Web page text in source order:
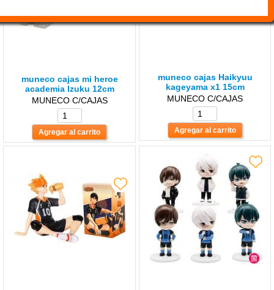
muneco cajas mi heroe
academia lzuku 12cm
MUNECO C/CAJAS
muneco cajas Haikyuu
kageyama x1 15cm
MUNECO C/CAJAS